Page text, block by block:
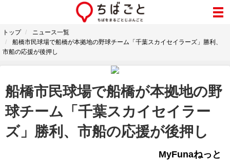
トップ
ニュース一覧
船橋市民球場で船橋が本拠地の野球チーム「千葉スカイセイラーズ」勝利、
市船の応援が後押し
船橋市民球場で船橋が本拠地の野
球チーム「千葉スカイセイラー
ズ」勝利、市船の応援が後押し
MyFunaねっと